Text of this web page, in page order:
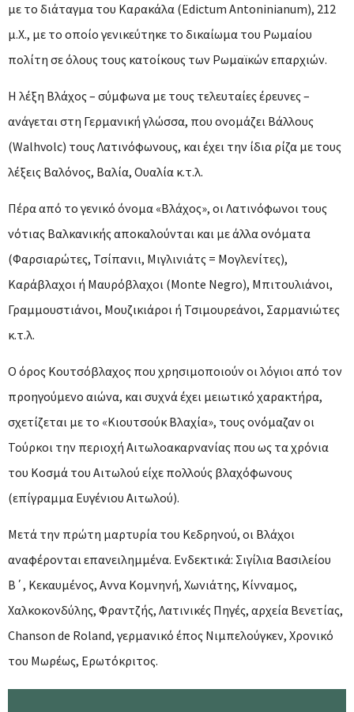
με το διάταγμα του Καρακάλα (Edictum Antoninianum), 212
μ.Χ., με το οποίο γενικεύτηκε το δικαίωμα του Ρωμαίου
πολίτη σε όλους τους κατοίκους των Ρωμαϊκών επαρχιών.
Η λέξη Βλάχος – σύμφωνα με τους τελευταίες έρευνες –
ανάγεται στη Γερμανική γλώσσα, που ονομάζει Βάλλους
(Walhvolc) τους Λατινόφωνους, και έχει την ίδια ρίζα με τους
λέξεις Βαλόνος, Βαλία, Ουαλία κ.τ.λ.
Πέρα από το γενικό όνομα «Βλάχος», οι Λατινόφωνοι τους
νότιας Βαλκανικής αποκαλούνται και με άλλα ονόματα
(Φαρσιαρώτες, Τσίπανιι, Μιγλινιάτς = Μογλενίτες),
Καράβλαχοι ή Μαυρόβλαχοι (Monte Negro), Μπιτουλιάνοι,
Γραμμουστιάνοι, Μουζικιάρoι ή Τσιμουρεάνοι, Σαρμανιώτες
κ.τ.λ.
Ο όρος Κουτσόβλαχος που χρησιμοποιούν οι λόγιοι από τον
προηγούμενο αιώνα, και συχνά έχει μειωτικό χαρακτήρα,
σχετίζεται με το «Κιουτσούκ Βλαχία», τους ονόμαζαν οι
Τούρκοι την περιοχή Αιτωλοακαρνανίας που ως τα χρόνια
του Κοσμά του Αιτωλού είχε πολλούς βλαχόφωνους
(επίγραμμα Ευγένιου Αιτωλού).
Μετά την πρώτη μαρτυρία του Κεδρηνού, οι Βλάχοι
αναφέρονται επανειλημμένα. Ενδεκτικά: Σιγίλια Βασιλείου
Β΄, Κεκαυμένος, Αννα Κομνηνή, Χωνιάτης, Κίνναμος,
Χαλκοκονδύλης, Φραντζής, Λατινικές Πηγές, αρχεία Βενετίας,
Chanson de Roland, γερμανικό έπος Νιμπελούγκεν, Χρονικό
του Μωρέως, Ερωτόκριτος.